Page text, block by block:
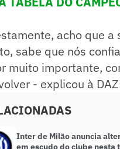
acho que
sabe que nós
muito importante,
- explicou à
Inter de Milão anuncia
em escudo do clube nesta